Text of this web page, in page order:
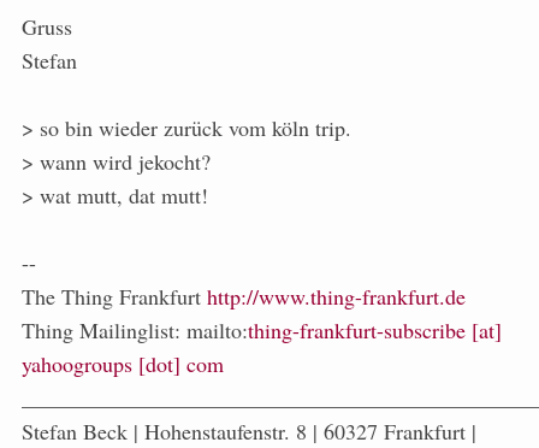
Gruss
Stefan
> so bin wieder zurück vom köln trip.
> wann wird jekocht?
> wat mutt, dat mutt!
--
The Thing Frankfurt http://www.thing-frankfurt.de
Thing Mailinglist: mailto:thing-frankfurt-subscribe [at]
yahoogroups [dot] com
Stefan Beck | Hohenstaufenstr. 8 | 60327 Frankfurt |